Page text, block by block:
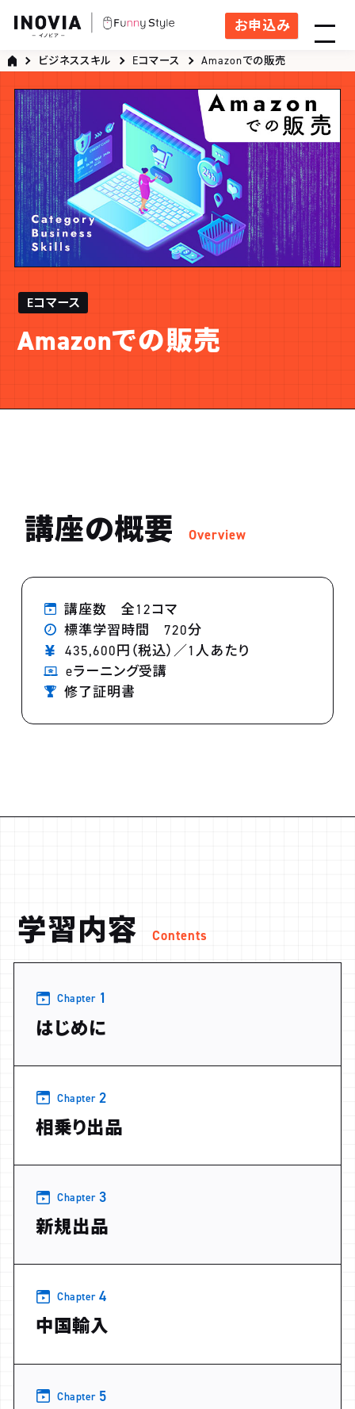
お申込み
ビジネススキル Eコマース Amazonでの販売
Eコマース
Amazonでの販売
講座の概要 Overview
講座数 全12コマ
標準学習時間 720分
435,600円（税込）／1人あたり
eラーニング受講
修了証明書
学習内容 Contents
Chapter 1
はじめに
Chapter 2
相乗り出品
Chapter 3
新規出品
Chapter 4
中国輸入
Chapter 5